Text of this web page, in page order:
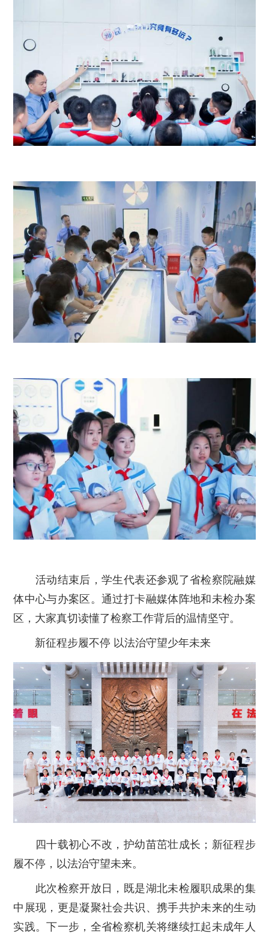
活动结束后，学生代表还参观了省检察院融媒
体中心与办案区。通过打卡融媒体阵地和未检办案
区，大家真切读懂了检察工作背后的温情坚守。
新征程步履不停 以法治守望少年未来
四十载初心不改，护幼苗茁壮成长；新征程步
履不停，以法治守望未来。
此次检察开放日，既是湖北未检履职成果的集
中展现，更是凝聚社会共识、携手共护未来的生动
实践。下一步，全省检察机关将继续扛起未成年人